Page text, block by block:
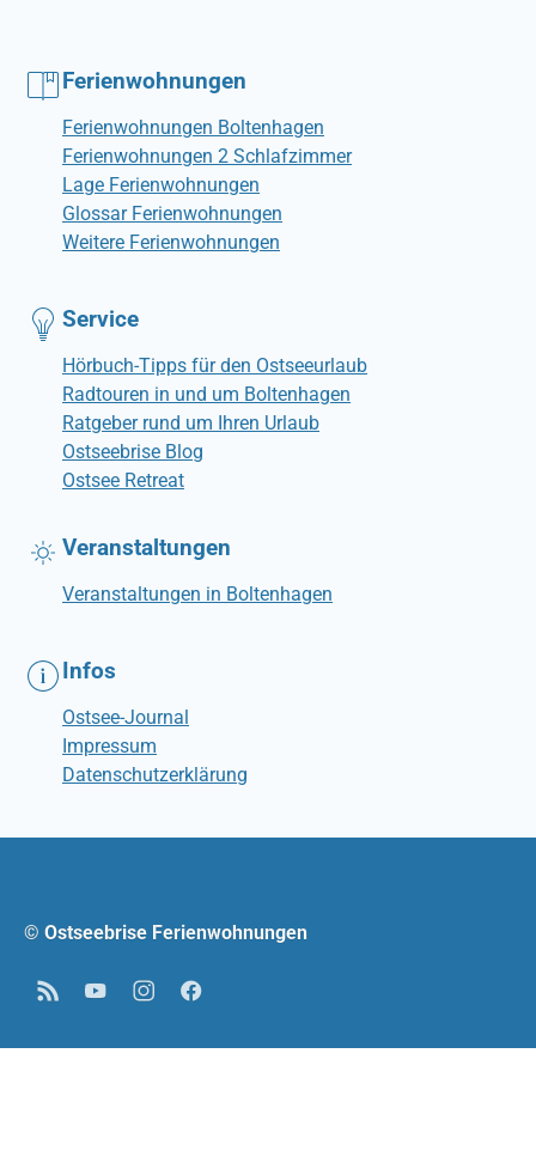
Ferienwohnungen
Ferienwohnungen Boltenhagen
Ferienwohnungen 2 Schlafzimmer
Lage Ferienwohnungen
Glossar Ferienwohnungen
Weitere Ferienwohnungen
Service
Hörbuch-Tipps für den Ostseeurlaub
Radtouren in und um Boltenhagen
Ratgeber rund um Ihren Urlaub
Ostseebrise Blog
Ostsee Retreat
Veranstaltungen
Veranstaltungen in Boltenhagen
Infos
Ostsee-Journal
Impressum
Datenschutzerklärung
© Ostseebrise Ferienwohnungen
RSS YouTubeInstagramFacebook